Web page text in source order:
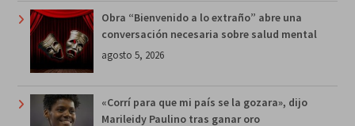
Obra “Bienvenido a lo extraño” abre una
conversación necesaria sobre salud mental
agosto 5, 2026
«Corrí para que mi país se la gozara», dijo
Marileidy Paulino tras ganar oro